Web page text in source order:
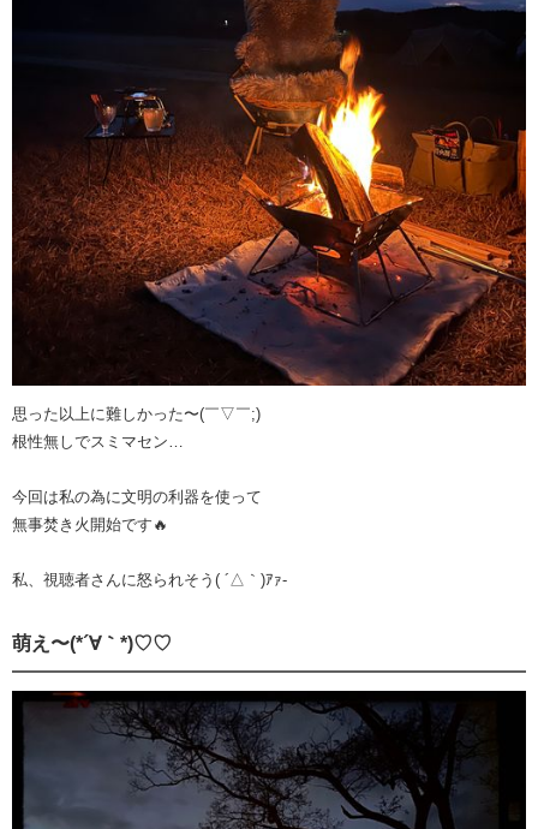
思った以上に難しかった〜(￣▽￣;)
根性無しでスミマセン…
今回は私の為に文明の利器を使って
無事焚き火開始です🔥
私、視聴者さんに怒られそう( ´△｀)ｱｧ-
萌え〜(*´∀｀*)♡♡